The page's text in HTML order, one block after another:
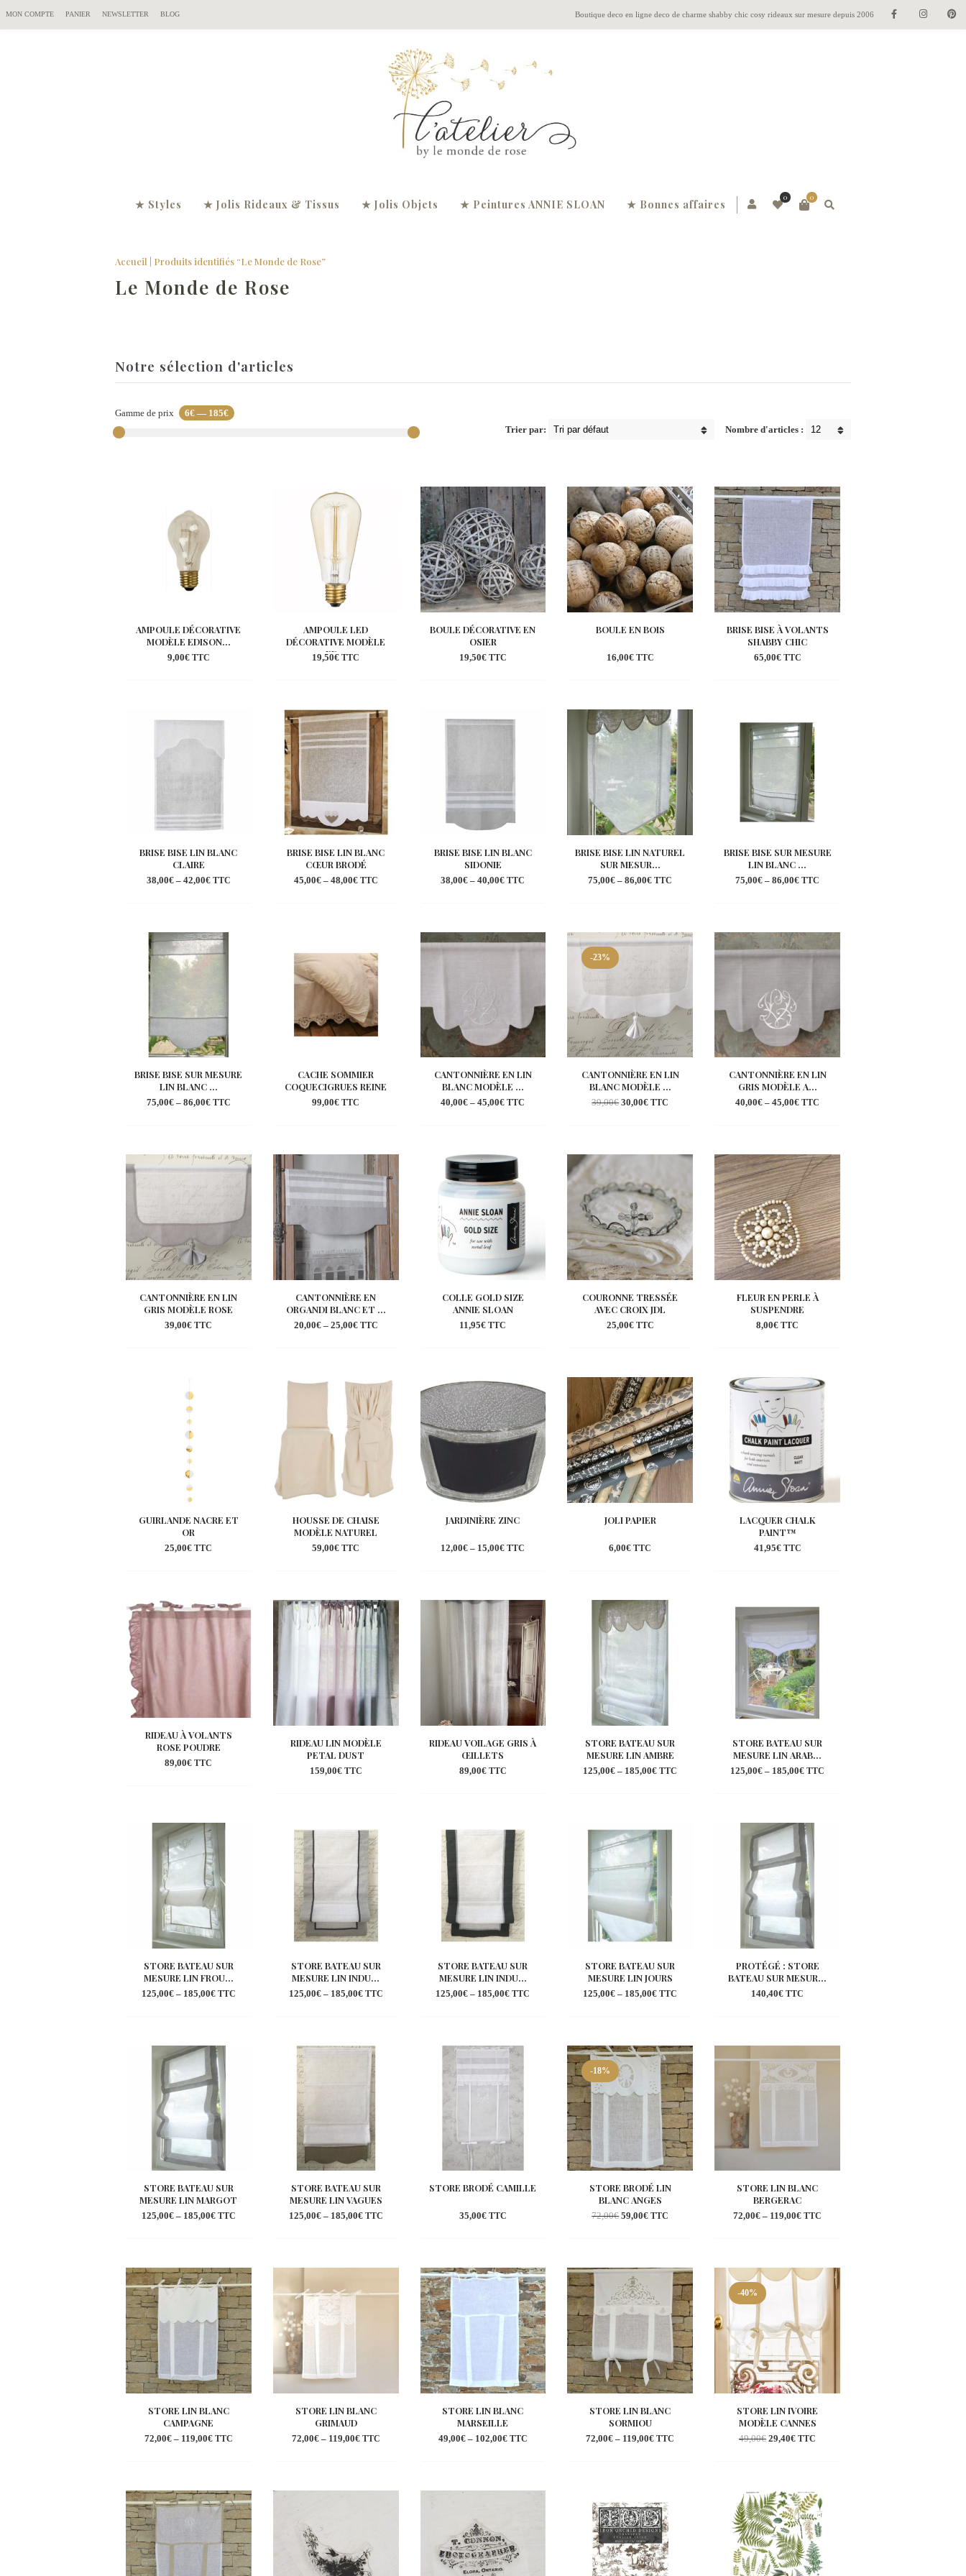
Boutique deco en ligne deco de charme shabby chic cosy rideaux sur mesure depuis 2006
MON COMPTE PANIER NEWSLETTER BLOG
0
0
★ Styles ★ Jolis Rideaux & Tissus ★ Jolis Objets ★ Peintures ANNIE SLOAN ★ Bonnes affaires
Accueil | Produits identifiés “Le Monde de Rose”
Le Monde de Rose
Notre sélection d'articles
Gamme de prix 6€ — 185€
Nombre d'articles :
Trier par:
AMPOULE DÉCORATIVE
MODÈLE EDISON...
9,00€ TTC
AMPOULE LED
DÉCORATIVE MODÈLE
ED...
19,50€ TTC
wishlist
BOULE DÉCORATIVE EN
OSIER
19,50€ TTC
wishlist
BOULE EN BOIS
16,00€ TTC
wishlist
BRISE BISE À VOLANTS
SHABBY CHIC
65,00€ TTC
wishlist
BRISE BISE LIN BLANC
CLAIRE
38,00€– 42,00€ TTC
wishlist
BRISE BISE LIN BLANC
CŒUR BRODÉ
45,00€– 48,00€ TTC
BRISE BISE LIN BLANC
SIDONIE
38,00€ –40,00€ TTC
wishlist
BRISE BISE LIN NATUREL
SUR MESUR...
75,00€ –86,00€ TTC
wishlist
BRISE BISE SUR MESURE
LIN BLANC ...
75,00€ –86,00€ TTC
wishlist
BRISE BISE SUR MESURE
LIN BLANC ...
75,00€– 86,00€ TTC
wishlist
CACHE SOMMIER
COQUECIGRUES REINE
99,00€ TTC
CANTONNIÈRE EN LIN
BLANC MODÈLE ...
40,00€ –45,00€ TTC
CANTONNIÈRE EN LIN
BLANC MODÈLE ...
39,00€ 30,00€ TTC
-23%
CANTONNIÈRE EN LIN
GRIS MODÈLE A...
40,00€ –45,00€ TTC
wishlist
CANTONNIÈRE EN LIN
GRIS MODÈLE ROSE
39,00€ TTC
wishlist
CANTONNIÈRE EN
ORGANDI BLANC ET ...
20,00€– 25,00€ TTC
wishlist
COLLE GOLD SIZE
ANNIE SLOAN
11,95€ TTC
wishlist
COURONNE TRESSÉE
AVEC CROIX JDL
25,00€ TTC
wishlist
FLEUR EN PERLE À
SUSPENDRE
8,00€ TTC
wishlist
GUIRLANDE NACRE ET
OR
25,00€ TTC
wishlist
HOUSSE DE CHAISE
MODÈLE NATUREL
59,00€ TTC
wishlist
JARDINIÈRE ZINC
12,00€ – 15,00€ TTC
JOLI PAPIER
6,00€ TTC
wishlist
LACQUER CHALK
PAINT™
41,95€ TTC
wishlist
RIDEAU À VOLANTS
ROSE POUDRE
89,00€ TTC
wishlist
RIDEAU LIN MODÈLE
PETAL DUST
159,00€ TTC
wishlist
RIDEAU VOILAGE GRIS À
ŒILLETS
89,00€ TTC
wishlist
STORE BATEAU SUR
MESURE LIN AMBRE
125,00€ – 185,00€ TTC
wishlist
STORE BATEAU SUR
MESURE LIN ARAB...
125,00€ – 185,00€ TTC
wishlist
STORE BATEAU SUR
MESURE LIN FROU...
125,00€– 185,00€ TTC
wishlist
STORE BATEAU SUR
MESURE LIN INDU...
125,00€– 185,00€ TTC
STORE BATEAU SUR
MESURE LIN INDU...
125,00€ – 185,00€ TTC
wishlist
STORE BATEAU SUR
MESURE LIN JOURS
125,00€ – 185,00€ TTC
wishlist
PROTÉGÉ : STORE
BATEAU SUR MESUR...
140,40€ TTC
wishlist
STORE BATEAU SUR
MESURE LIN MARGOT
125,00€– 185,00€ TTC
wishlist
STORE BATEAU SUR
MESURE LIN VAGUES
125,00€– 185,00€ TTC
STORE BRODÉ CAMILLE
35,00€ TTC
wishlist
STORE BRODÉ LIN
BLANC ANGES
72,00€ 59,00€ TTC
-18%
wishlist
STORE LIN BLANC
BERGERAC
72,00€ – 119,00€ TTC
wishlist
STORE LIN BLANC
CAMPAGNE
72,00€– 119,00€ TTC
wishlist
STORE LIN BLANC
GRIMAUD
72,00€– 119,00€ TTC
STORE LIN BLANC
MARSEILLE
49,00€– 102,00€ TTC
STORE LIN BLANC
SORMIOU
72,00€ – 119,00€ TTC
wishlist
STORE LIN IVOIRE
MODÈLE CANNES
49,00€ 29,40€ TTC
-40%
wishlist